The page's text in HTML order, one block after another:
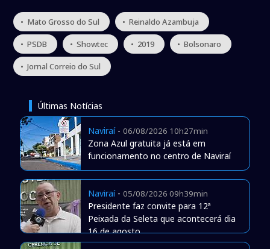
• Mato Grosso do Sul • Reinaldo Azambuja
• PSDB • Showtec • 2019 • Bolsonaro
• Jornal Correio do Sul
Últimas Notícias
Naviraí- 06/08/2026 10h27min
Zona Azul gratuita já está em
funcionamento no centro de Naviraí
Naviraí- 05/08/2026 09h39min
Presidente faz convite para 12ª
Peixada da Seleta que acontecerá dia
16 de agosto